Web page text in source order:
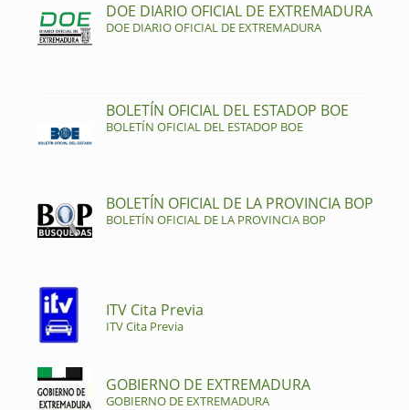
DOE DIARIO OFICIAL DE EXTREMADURA
DOE DIARIO OFICIAL DE EXTREMADURA
BOLETÍN OFICIAL DEL ESTADOP BOE
BOLETÍN OFICIAL DEL ESTADOP BOE
BOLETÍN OFICIAL DE LA PROVINCIA BOP
BOLETÍN OFICIAL DE LA PROVINCIA BOP
ITV Cita Previa
ITV Cita Previa
GOBIERNO DE EXTREMADURA
GOBIERNO DE EXTREMADURA